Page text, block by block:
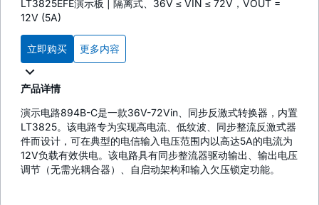
LT3825EFE演示板 | 隔离式、36V ≤ VIN ≤ 72V，VOUT =
12V (5A)
立即购买 更多内容
产品详情
演示电路894B-C是一款36V-72Vin、同步反激式转换器，内置
LT3825。该电路专为实现高电流、低纹波、同步整流反激式器
件而设计，可在典型的电信输入电压范围内以高达5A的电流为
12V负载有效供电。该电路具有同步整流器驱动输出、输出电压
调节（无需光耦合器）、自启动架构和输入欠压锁定功能。